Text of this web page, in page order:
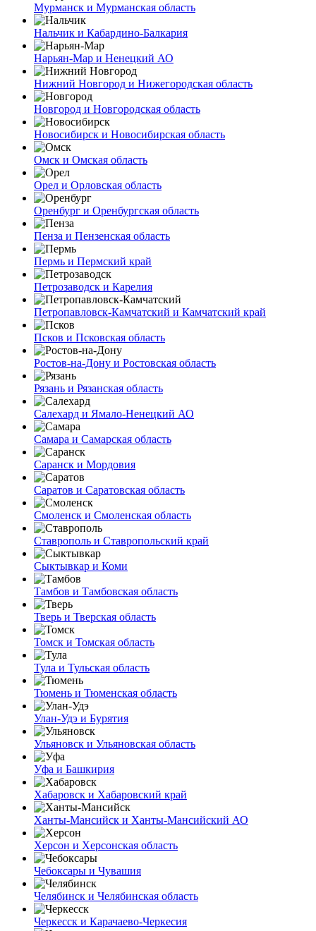
Мурманск и Мурманская область
Нальчик и Кабардино-Балкария
Нарьян-Мар и Ненецкий АО
Нижний Новгород и Нижегородская область
Новгород и Новгородская область
Новосибирск и Новосибирская область
Омск и Омская область
Орел и Орловская область
Оренбург и Оренбургская область
Пенза и Пензенская область
Пермь и Пермский край
Петрозаводск и Карелия
Петропавловск-Камчатский и Камчатский край
Псков и Псковская область
Ростов-на-Дону и Ростовская область
Рязань и Рязанская область
Салехард и Ямало-Ненецкий АО
Самара и Самарская область
Саранск и Мордовия
Саратов и Саратовская область
Смоленск и Смоленская область
Ставрополь и Ставропольский край
Сыктывкар и Коми
Тамбов и Тамбовская область
Тверь и Тверская область
Томск и Томская область
Тула и Тульская область
Тюмень и Тюменская область
Улан-Удэ и Бурятия
Ульяновск и Ульяновская область
Уфа и Башкирия
Хабаровск и Хабаровский край
Ханты-Мансийск и Ханты-Мансийский АО
Херсон и Херсонская область
Чебоксары и Чувашия
Челябинск и Челябинская область
Черкесск и Карачаево-Черкесия